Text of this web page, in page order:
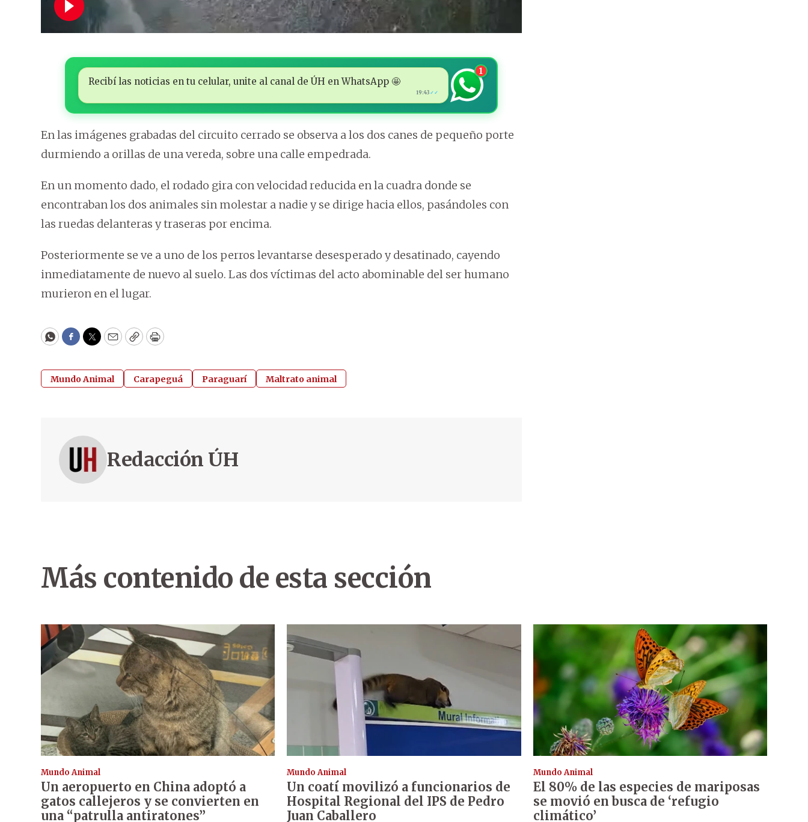
Recibí las noticias en tu celular, unite al canal de ÚH en WhatsApp 🤩
19:43 ✓✓
1
En las imágenes grabadas del circuito cerrado se observa a los dos canes de pequeño porte
durmiendo a orillas de una vereda, sobre una calle empedrada.
En un momento dado, el rodado gira con velocidad reducida en la cuadra donde se
encontraban los dos animales sin molestar a nadie y se dirige hacia ellos, pasándoles con
las ruedas delanteras y traseras por encima.
Posteriormente se ve a uno de los perros levantarse desesperado y desatinado, cayendo
inmediatamente de nuevo al suelo. Las dos víctimas del acto abominable del ser humano
murieron en el lugar.
WhatsApp
Facebook
Twitter
EmailCopyPrint
Mundo Animal Carapeguá Paraguarí Maltrato animal
Redacción ÚH
Más contenido de esta sección
Mundo Animal
Un aeropuerto en China adoptó a
gatos callejeros y se convierten en
una “patrulla antiratones”
Mundo Animal
Un coatí movilizó a funcionarios de
Hospital Regional del IPS de Pedro
Juan Caballero
Mundo Animal
El 80% de las especies de mariposas
se movió en busca de ‘refugio
climático’